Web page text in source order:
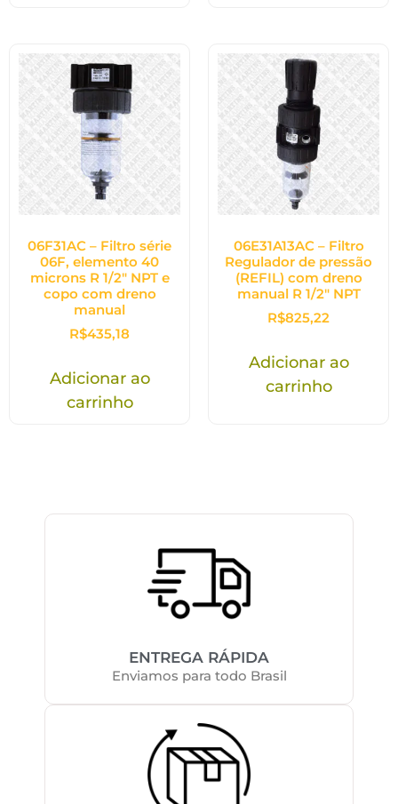
06F31AC – Filtro série
06F, elemento 40
microns R 1/2″ NPT e
copo com dreno
manual
R$435,18
Adicionar ao
carrinho
06E31A13AC – Filtro
Regulador de pressão
(REFIL) com dreno
manual R 1/2″ NPT
R$825,22
Adicionar ao
carrinho
ENTREGA RÁPIDA
Enviamos para todo Brasil